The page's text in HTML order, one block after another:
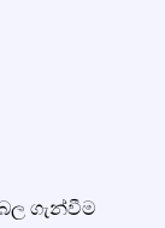
ගැන්වීම